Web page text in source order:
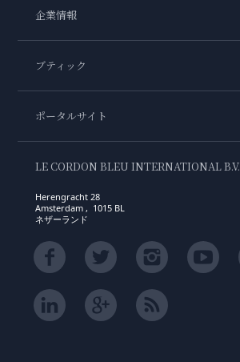
企業情報
ブティック
ポータルサイト
LE CORDON BLEU INTERNATIONAL B.V.
Herengracht 28
Amsterdam , 1015 BL
ネザーランド